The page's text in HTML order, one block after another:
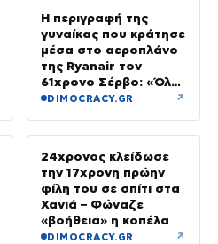
Η περιγραφή της
γυναίκας που κράτησε
μέσα στο αεροπλάνο
της Ryanair τον
61χρονο Σέρβο: «Όλα
έγιναν σε κλάσματα
DIMOCRACY.GR ↗
24χρονος κλείδωσε
την 17χρονη πρώην
φίλη του σε σπίτι στα
Χανιά – Φώναζε
«βοήθεια» η κοπέλα
DIMOCRACY.GR ↗